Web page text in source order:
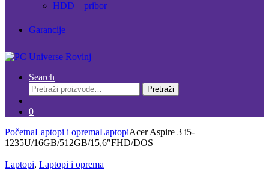
HDD – pribor
Garancije
Search
Pretraži:
Pretraži
0
PočetnaLaptopi i opremaLaptopiAcer Aspire 3 i5-
1235U/16GB/512GB/15,6″FHD/DOS
Laptopi, Laptopi i oprema